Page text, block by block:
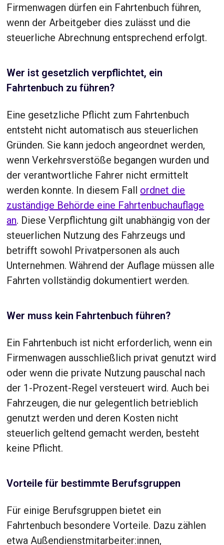
Firmenwagen dürfen ein Fahrtenbuch führen,
wenn der Arbeitgeber dies zulässt und die
steuerliche Abrechnung entsprechend erfolgt.
Wer ist gesetzlich verpflichtet, ein
Fahrtenbuch zu führen?
Eine gesetzliche Pflicht zum Fahrtenbuch
entsteht nicht automatisch aus steuerlichen
Gründen. Sie kann jedoch angeordnet werden,
wenn Verkehrsverstöße begangen wurden und
der verantwortliche Fahrer nicht ermittelt
werden konnte. In diesem Fall ordnet die
zuständige Behörde eine Fahrtenbuchauflage
an. Diese Verpflichtung gilt unabhängig von der
steuerlichen Nutzung des Fahrzeugs und
betrifft sowohl Privatpersonen als auch
Unternehmen. Während der Auflage müssen alle
Fahrten vollständig dokumentiert werden.
Wer muss kein Fahrtenbuch führen?
Ein Fahrtenbuch ist nicht erforderlich, wenn ein
Firmenwagen ausschließlich privat genutzt wird
oder wenn die private Nutzung pauschal nach
der 1-Prozent-Regel versteuert wird. Auch bei
Fahrzeugen, die nur gelegentlich betrieblich
genutzt werden und deren Kosten nicht
steuerlich geltend gemacht werden, besteht
keine Pflicht.
Vorteile für bestimmte Berufsgruppen
Für einige Berufsgruppen bietet ein
Fahrtenbuch besondere Vorteile. Dazu zählen
etwa Außendienstmitarbeiter:innen,